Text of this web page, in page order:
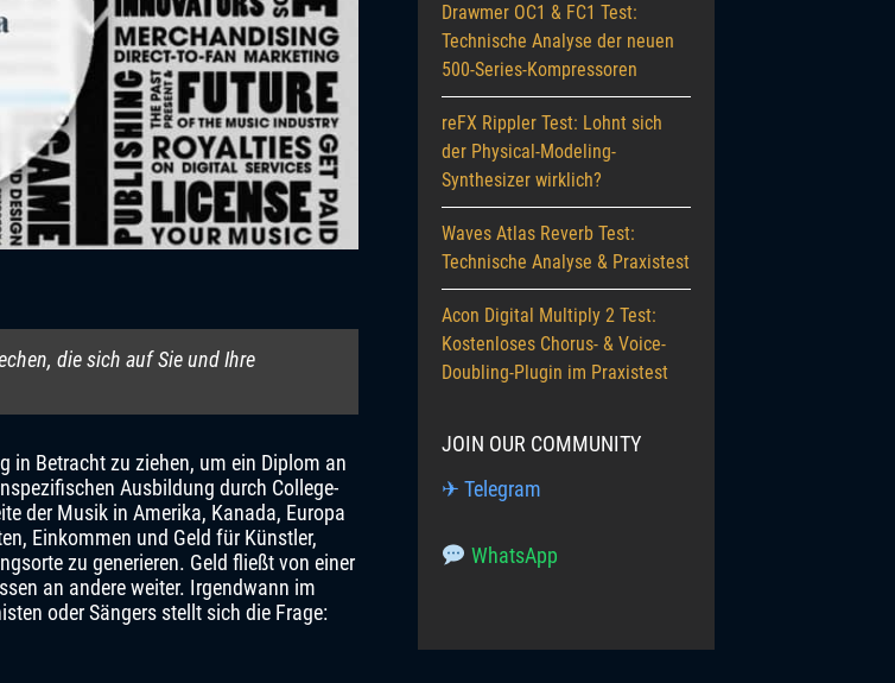
die sich auf Sie und Ihre
in Betracht zu ziehen, um ein Diplom an
Ausbildung durch College-
der Musik in Amerika, Kanada, Europa
Einkommen und Geld für Künstler,
zu generieren. Geld fließt von einer
an andere weiter. Irgendwann im
oder Sängers stellt sich die Frage:
Drawmer OC1 & FC1 Test:
Technische Analyse der neuen
500-Series-Kompressoren
reFX Rippler Test: Lohnt sich
der Physical-Modeling-
Synthesizer wirklich?
Waves Atlas Reverb Test:
Technische Analyse & Praxistest
Acon Digital Multiply 2 Test:
Kostenloses Chorus- & Voice-
Doubling-Plugin im Praxistest
JOIN OUR COMMUNITY
✈ Telegram
WhatsApp